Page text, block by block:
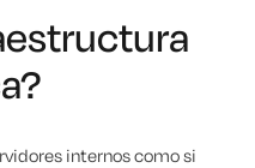
internos como si